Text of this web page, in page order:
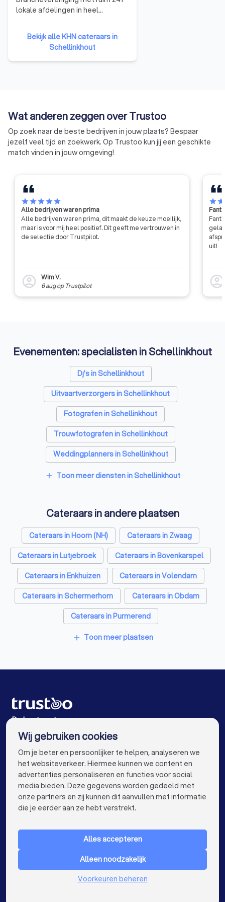
lokale afdelingen in heel
vertegenwoordigt ruim 19.000
horecaondernemingen, die zijn
aangesloten bij één van de lokale
KHN-afdelingen. Zo zijn de
Bekijk alle KHN cateraars in
Schellinkhout
Wat anderen zeggen over Trustoo
Op zoek naar de beste bedrijven in jouw plaats? Bespaar
jezelf veel tijd en zoekwerk. Op Trustoo kun jij een geschikte
match vinden in jouw omgeving!
starstarstarstarstar
Alle bedrijven waren prima
Alle bedrijven waren prima, dit maakt de keuze moeilijk,
maar is voor mij heel positief. Dit geeft me vertrouwen in
de selectie door Trustpilot.
account_circle
Wim V.
6 augop Trustpilot
starstar
uit!
account_circle
Evenementen: specialisten in Schellinkhout
Dj's in Schellinkhout
Uitvaartverzorgers in Schellinkhout
Fotografen in Schellinkhout
Trouwfotografen in Schellinkhout
Weddingplanners in Schellinkhout
Videografen in Schellinkhout
add Toon meer diensten in Schellinkhout
Cateraars in andere plaatsen
Cateraars in Hoorn (NH)
Cateraars in Zwaag
Cateraars in Lutjebroek
Cateraars in Bovenkarspel
Cateraars in Enkhuizen
Cateraars in Volendam
Cateraars in Schermerhorn
Cateraars in Obdam
Cateraars in Purmerend
Cateraars in Heerhugowaard
Cateraars in Eindhoven
Cateraars in Groningen
Cateraars in Almere
Cateraars in Breda
Cateraars in Nijmegen
Cateraars in Enschede
Cateraars in Haarlem
Cateraars in Arnhem
Cateraars in Amersfoort
Cateraars in Apeldoorn
Cateraars in Den Bosch
Cateraars in Dordrecht
Cateraars in Zoetermeer
Cateraars bij jou in de buurt
add Toon meer plaatsen
De beste cateraars voor jou
VOOR PARTICULIEREN keyboard_arrow_down
Nederland
Wij gebruiken cookies
Om je beter en persoonlijker te helpen, analyseren we
het websiteverkeer. Hiermee kunnen we content en
advertenties personaliseren en functies voor social
media bieden. Deze gegevens worden gedeeld met
onze partners en zij kunnen dit aanvullen met informatie
die je eerder aan ze hebt verstrekt.
Alles accepteren
Alleen noodzakelijk
Voorkeuren beheren